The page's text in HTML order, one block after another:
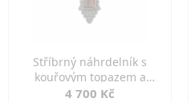
Stříbrný náhrdelník s
kouřovým topazem a
markazity
4 700 Kč